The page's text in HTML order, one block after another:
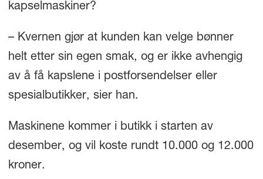
kapselmaskiner?
– Kvernen gjør at kunden kan velge bønner
helt etter sin egen smak, og er ikke avhengig
av å få kapslene i postforsendelser eller
spesialbutikker, sier han.
Maskinene kommer i butikk i starten av
desember, og vil koste rundt 10.000 og 12.000
kroner.